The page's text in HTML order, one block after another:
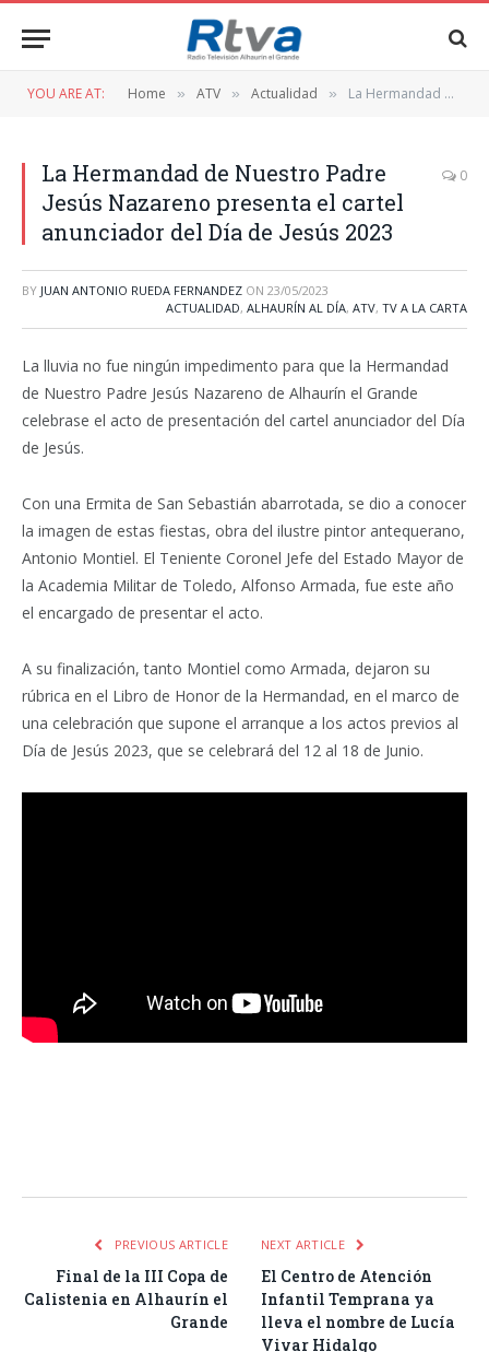
YOU ARE AT: Home » ATV » Actualidad » La Hermandad de Nuestro Padre Jesús Nazareno presenta el cartel anunciador del Día de Jesús 2023
La Hermandad de Nuestro Padre
Jesús Nazareno presenta el cartel
anunciador del Día de Jesús 2023
0
BY JUAN ANTONIO RUEDA FERNANDEZ ON 23/05/2023
ACTUALIDAD, ALHAURÍN AL DÍA, ATV, TV A LA CARTA
La lluvia no fue ningún impedimento para que la Hermandad
de Nuestro Padre Jesús Nazareno de Alhaurín el Grande
celebrase el acto de presentación del cartel anunciador del Día
de Jesús.
Con una Ermita de San Sebastián abarrotada, se dio a conocer
la imagen de estas fiestas, obra del ilustre pintor antequerano,
Antonio Montiel. El Teniente Coronel Jefe del Estado Mayor de
la Academia Militar de Toledo, Alfonso Armada, fue este año
el encargado de presentar el acto.
A su finalización, tanto Montiel como Armada, dejaron su
rúbrica en el Libro de Honor de la Hermandad, en el marco de
una celebración que supone el arranque a los actos previos al
Día de Jesús 2023, que se celebrará del 12 al 18 de Junio.
PREVIOUS ARTICLE
Final de la III Copa de
Calistenia en Alhaurín el
Grande
NEXT ARTICLE
El Centro de Atención
Infantil Temprana ya
lleva el nombre de Lucía
Vivar Hidalgo